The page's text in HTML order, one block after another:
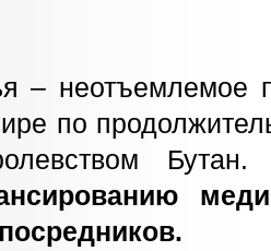
– неотъемлемое
по